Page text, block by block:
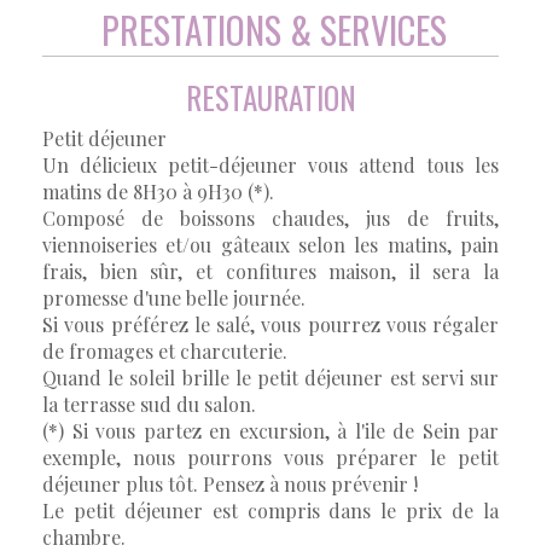
PRESTATIONS & SERVICES
RESTAURATION
Petit déjeuner
Un délicieux petit-déjeuner vous attend tous les
matins de 8H30 à 9H30 (*).
Composé de boissons chaudes, jus de fruits,
viennoiseries et/ou gâteaux selon les matins, pain
frais, bien sûr, et confitures maison, il sera la
promesse d'une belle journée.
Si vous préférez le salé, vous pourrez vous régaler
de fromages et charcuterie.
Quand le soleil brille le petit déjeuner est servi sur
la terrasse sud du salon.
(*) Si vous partez en excursion, à l'ile de Sein par
exemple, nous pourrons vous préparer le petit
déjeuner plus tôt. Pensez à nous prévenir !
Le petit déjeuner est compris dans le prix de la
chambre.